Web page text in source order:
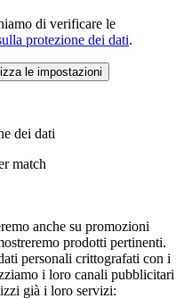
di verificare le
protezione dei dati.
le impostazioni
dei dati
match
anche su promozioni
prodotti pertinenti.
personali crittografati con i
i loro canali pubblicitari
già i loro servizi: